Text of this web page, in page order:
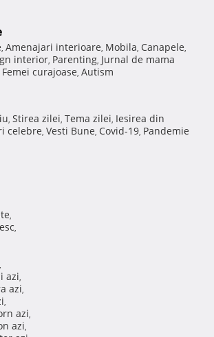
, Amenajari interioare, Mobila, Canapele,
interior, Parenting, Jurnal de mama
Femei curajoase, Autism
, Stirea zilei, Tema zilei, Iesirea din
celebre, Vesti Bune, Covid-19, Pandemie
,
,
,
azi,
azi,
,
azi,
azi,